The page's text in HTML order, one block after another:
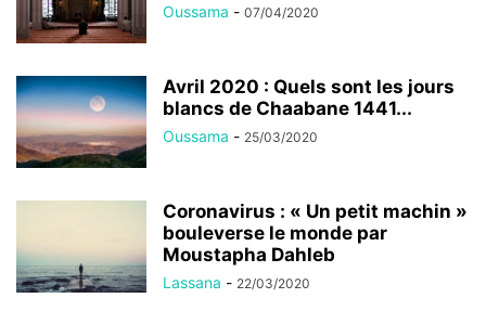
Oussama - 07/04/2020
Avril 2020 : Quels sont les jours
blancs de Chaabane 1441...
Oussama - 25/03/2020
Coronavirus : « Un petit machin »
bouleverse le monde par
Moustapha Dahleb
Lassana - 22/03/2020